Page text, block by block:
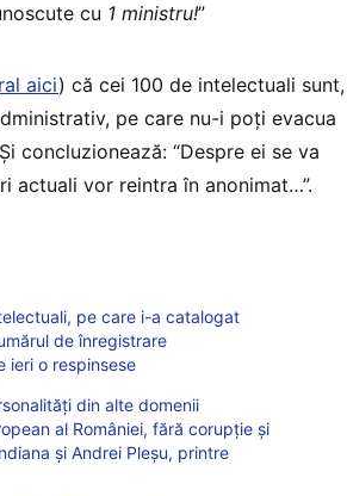
cu 1 ministru!”
aici) că cei 100 de intelectuali sunt,
pe care nu-i poți evacua
concluzionează: “Despre ei se va
actuali vor reintra în anonimat…”.
pe care i-a catalogat
de înregistrare
ieri o respinsese
din alte domenii
al României, fără corupție și
și Andrei Pleșu, printre